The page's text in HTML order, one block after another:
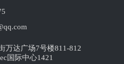
万达广场7号楼811-812
国际中心1421